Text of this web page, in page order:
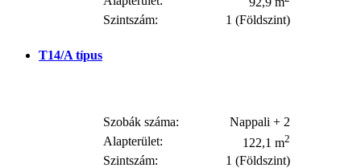
Szintszám: 1 (Földszint)
T14/A típus
Szobák száma:
Nappali + 2
Alapterület:
122,1 m2
Szintszám: 1 (Földszint)